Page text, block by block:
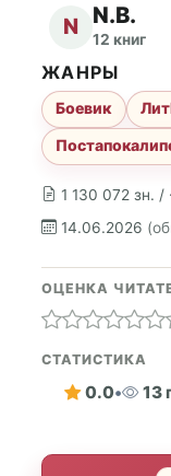
N N.B.
12 книг
1 130 072 зн. /
14.06.2026
ЖАНРЫ
Боевик
ОЦЕНКА
СТАТИСТИКА
0.0• 13